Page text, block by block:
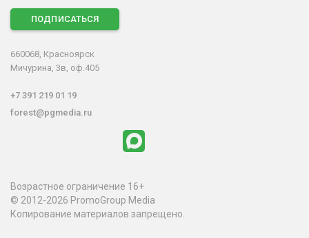
ПОДПИСАТЬСЯ
660068, Красноярск
Мичурина, 3в, оф.405
+7 391 219 01 19
forest@pgmedia.ru
Возрастное ограничение 16+
© 2012-2026 PromoGroup Media
Копирование материалов запрещено.